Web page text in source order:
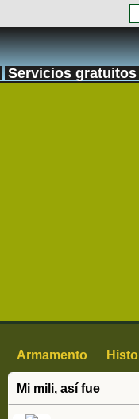
Servicios gratuitos
Armamento
Mi mili, así fue